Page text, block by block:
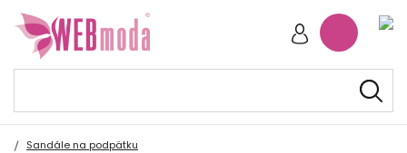
Sandále na podpätku